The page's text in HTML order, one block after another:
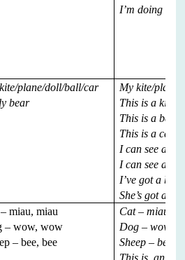
I’m doing
plane/doll/ball/car
bear
My kite/
This is a kite.
This is a
This is a car.
I can see a
I can see a
I’ve got a ball.
She’s got a
miau, miau
– wow, wow
– bee, bee
Cat – miau,
Dog – wow,
Sheep – bee,
This is an